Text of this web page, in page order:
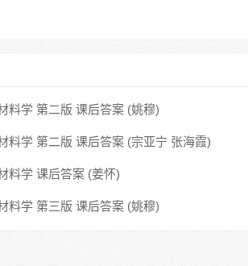
料学 第二版 课后答案 (姚穆)
料学 第二版 课后答案 (宗亚宁 张海霞)
料学 课后答案 (姜怀)
料学 第三版 课后答案 (姚穆)